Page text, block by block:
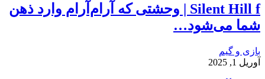
Silent Hill f | وحشتی که آرام‌آرام وارد ذهن
شما می‌شود…
بازی و گیم
آوریل 1, 2025